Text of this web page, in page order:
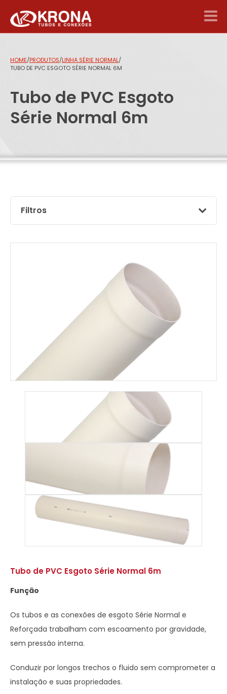
HOME/PRODUTOS/LINHA SÉRIE NORMAL/
TUBO DE PVC ESGOTO SÉRIE NORMAL 6M
Tubo de PVC Esgoto
Série Normal 6m
Filtros
Tubo de PVC Esgoto Série Normal 6m
Função
Os tubos e as conexões de esgoto Série Normal e
Reforçada trabalham com escoamento por gravidade,
sem pressão interna.
Conduzir por longos trechos o fluido sem comprometer a
instalação e suas propriedades.